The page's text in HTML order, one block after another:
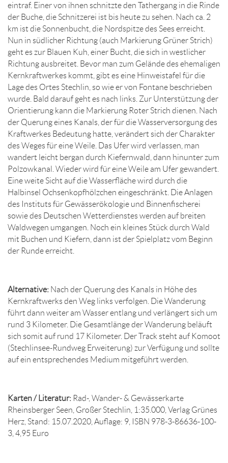
eintraf. Einer von ihnen schnitzte den Tathergang in die Rinde
der Buche, die Schnitzerei ist bis heute zu sehen. Nach ca. 2
km ist die Sonnenbucht, die Nordspitze des Sees erreicht.
Nun in südlicher Richtung (auch Markierung Grüner Strich)
geht es zur Blauen Kuh, einer Bucht, die sich in westlicher
Richtung ausbreitet. Bevor man zum Gelände des ehemaligen
Kernkraftwerkes kommt, gibt es eine Hinweistafel für die
Lage des Ortes Stechlin, so wie er von Fontane beschrieben
wurde. Bald darauf geht es nach links. Zur Unterstützung der
Orientierung kann die Markierung Roter Strich dienen. Nach
der Querung eines Kanals, der für die Wasserversorgung des
Kraftwerkes Bedeutung hatte, verändert sich der Charakter
des Weges für eine Weile. Das Ufer wird verlassen, man
wandert leicht bergan durch Kiefernwald, dann hinunter zum
Polzowkanal. Wieder wird für eine Weile am Ufer gewandert.
Eine weite Sicht auf die Wasserfläche wird durch die
Halbinsel Ochsenkopfhölzchen eingeschränkt. Die Anlagen
des Instituts für Gewässerökologie und Binnenfischerei
sowie des Deutschen Wetterdienstes werden auf breiten
Waldwegen umgangen. Noch ein kleines Stück durch Wald
mit Buchen und Kiefern, dann ist der Spielplatz vom Beginn
der Runde erreicht.
Alternative: Nach der Querung des Kanals in Höhe des
Kernkraftwerks den Weg links verfolgen. Die Wanderung
führt dann weiter am Wasser entlang und verlängert sich um
rund 3 Kilometer. Die Gesamtlänge der Wanderung beläuft
sich somit auf rund 17 Kilometer. Der Track steht auf Komoot
(Stechlinsee-Rundweg Erweiterung) zur Verfügung und sollte
auf ein entsprechendes Medium mitgeführt werden.
Karten / Literatur: Rad-, Wander- & Gewässerkarte
Rheinsberger Seen, Großer Stechlin, 1:35.000, Verlag Grünes
Herz, Stand: 15.07.2020, Auflage: 9, ISBN 978-3-86636-100-
3, 4,95 Euro